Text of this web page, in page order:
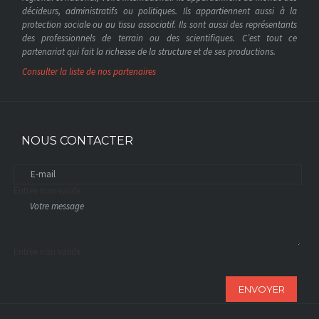
décideurs, administratifs ou politiques. Ils appartiennent aussi à la
protection sociale ou au tissu associatif. Ils sont aussi des représentants
des professionnels de terrain ou des scientifiques. C’est tout ce
partenariat qui fait la richesse de la structure et de ses productions.
Consulter la liste de nos partenaires
NOUS CONTACTER
ENVOYER